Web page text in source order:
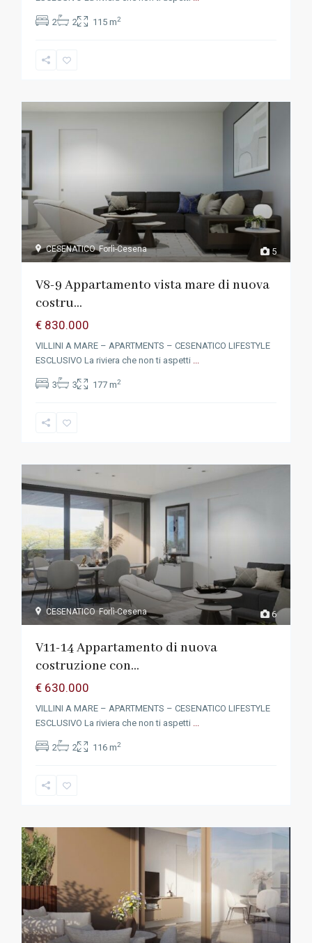
2 2 115 m2
5
CESENATICO Forlì-Cesena
V8-9 Appartamento vista mare di nuova
costru...
€ 830.000
VILLINI A MARE – APARTMENTS – CESENATICO LIFESTYLE
ESCLUSIVO La riviera che non ti aspetti ...
3 3 177 m2
6
CESENATICO Forlì-Cesena
V11-14 Appartamento di nuova
costruzione con...
€ 630.000
VILLINI A MARE – APARTMENTS – CESENATICO LIFESTYLE
ESCLUSIVO La riviera che non ti aspetti ...
2 2 116 m2